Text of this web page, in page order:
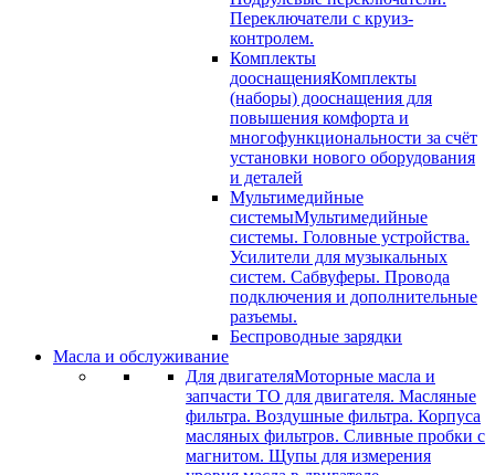
Переключатели с круиз-
контролем.
Комплекты
дооснащенияКомплекты
(наборы) дооснащения для
повышения комфорта и
многофункциональности за счёт
установки нового оборудования
и деталей
Мультимедийные
системыМультимедийные
системы. Головные устройства.
Усилители для музыкальных
систем. Сабвуферы. Провода
подключения и дополнительные
разъемы.
Беспроводные зарядки
Масла и обслуживание
Для двигателяМоторные масла и
запчасти ТО для двигателя. Масляные
фильтра. Воздушные фильтра. Корпуса
масляных фильтров. Сливные пробки с
магнитом. Щупы для измерения